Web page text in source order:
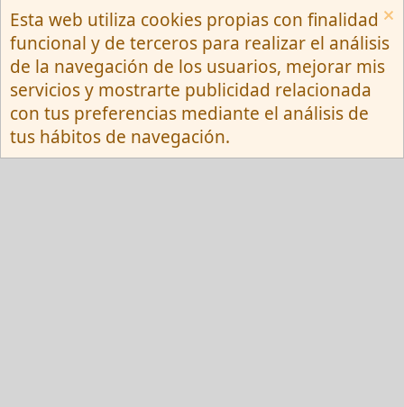
Español (Neutro) Tu
Contactarnos
Términos y reglas
Privacy policy
Ayuda
R
S
S
Community platform by XenForo ® © 2010-
2026 XenForo Ltd.
Esta web utiliza cookies propias con finalidad
funcional y de terceros para realizar el análisis
de la navegación de los usuarios, mejorar mis
servicios y mostrarte publicidad relacionada
con tus preferencias mediante el análisis de
tus hábitos de navegación.